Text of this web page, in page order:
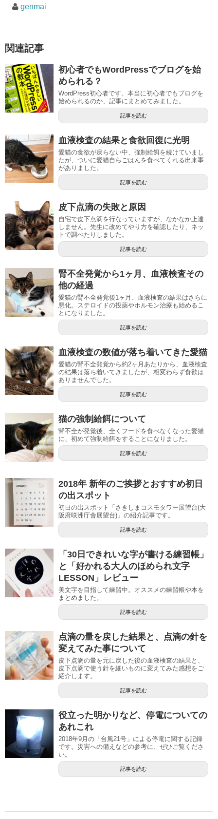
genmai
関連記事
初心者でもWordPressでブログを始
められる？
WordPress初心者です。本当に初心者でもブログを
始められるのか、記事にまとめてみました。
記事を読む
血液検査の結果と食欲回復に光明
愛猫の食欲が戻らない中、強制給餌を続けていまし
たが、ついに愛猫自らごはんを食べてくれる出来事
がありました。
記事を読む
皮下点滴の失敗と原因
自宅で皮下点滴を行なっていますが、なかなか上達
しません。先生に改めてやり方を確認したり、ネッ
トで調べたりしました。
記事を読む
腎不全発覚から1ヶ月、血液検査その
他の経過
愛猫の腎不全発覚後1ヶ月、血液検査の結果はさらに
悪化。ステロイドの投薬やホルモン治療も始めるこ
とになりました。
記事を読む
血液検査の数値が落ち着いてきた愛猫
愛猫の腎不全発覚から約2ヶ月あたりから、血液検査
の結果は落ち着いてきましたが、相変わらず食欲は
ありませんでした。
記事を読む
猫の強制給餌について
腎不全が発覚後、全くフードを食べなくなった愛猫
に、初めて強制給餌をすることになりました。
記事を読む
2018年 新年のご挨拶とおすすめ初日
の出スポット
初日の出スポット「さきしまコスモタワー展望台(大
阪府咲洲庁舎展望台)」の紹介記事です。
記事を読む
「30日できれいな字が書ける練習帳」
と「好かれる大人のほめられ文字
LESSON」レビュー
美文字を目指して練習中。オススメの練習帳や本を
まとめました。
記事を読む
点滴の量を戻した結果と、点滴の針を
変えてみた事について
皮下点滴の量を元に戻した後の血液検査の結果と、
皮下点滴で使う針を細いものに変えてみた感想をご
紹介します。
記事を読む
役立った明かりなど、停電についての
あれこれ
2018年9月の「台風21号」による停電に関する記録
です。災害への備えなどの参考に、ぜひご覧くださ
い。
記事を読む